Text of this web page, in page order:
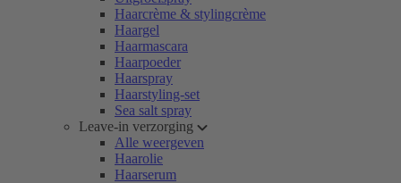
Haarcrème & stylingcrème
Haargel
Haarmascara
Haarpoeder
Haarspray
Haarstyling-set
Sea salt spray
Leave-in verzorging
Alle weergeven
Haarolie
Haarserum